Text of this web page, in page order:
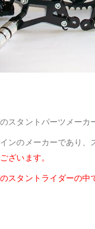
スタントパーツメーカ
ンのメーカーであり、
ざいます。
スタントライダーの中